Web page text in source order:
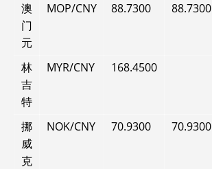
澳
门
元
MOP/CNY 88.7300 88.7300
林
吉
特
MYR/CNY 168.4500
挪
威
克
NOK/CNY 70.9300 70.9300